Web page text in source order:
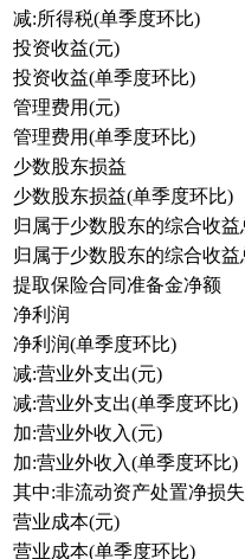
减:所得税(单季度环比)
投资收益(元)
投资收益(单季度环比)
管理费用(元)
管理费用(单季度环比)
少数股东损益
少数股东损益(单季度环比)
归属于少数股东的综合收益
归属于少数股东的综合收
提取保险合同准备金净额
净利润
净利润(单季度环比)
减:营业外支出(元)
减:营业外支出(单季度环比)
加:营业外收入(元)
加:营业外收入(单季度环比)
其中:非流动资产处置净损失
营业成本(元)
营业成本(单季度环比)